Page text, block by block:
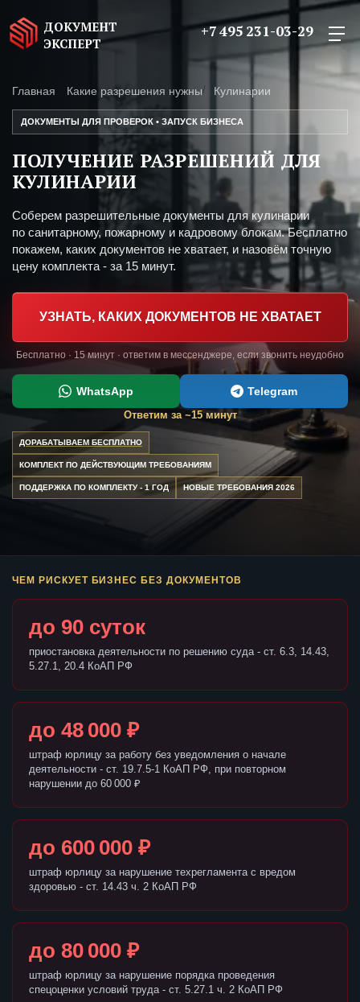
ДОКУМЕНТ
ЭКСПЕРТ
+7 495 231-03-29
Главная Какие разрешения нужны Кулинарии
ДОКУМЕНТЫ ДЛЯ ПРОВЕРОК • ЗАПУСК БИЗНЕСА
ПОЛУЧЕНИЕ РАЗРЕШЕНИЙ ДЛЯ
КУЛИНАРИИ
Соберем разрешительные документы для кулинарии
по санитарному, пожарному и кадровому блокам. Бесплатно
покажем, каких документов не хватает, и назовём точную
цену комплекта - за 15 минут.
УЗНАТЬ, КАКИХ ДОКУМЕНТОВ НЕ ХВАТАЕТ
Бесплатно · 15 минут · ответим в мессенджере, если звонить неудобно
WhatsApp Telegram
Ответим за ~15 минут
ДОРАБАТЫВАЕМ БЕСПЛАТНО
КОМПЛЕКТ ПО ДЕЙСТВУЮЩИМ ТРЕБОВАНИЯМ
ПОДДЕРЖКА ПО КОМПЛЕКТУ - 1 ГОД НОВЫЕ ТРЕБОВАНИЯ 2026
ЧЕМ РИСКУЕТ БИЗНЕС БЕЗ ДОКУМЕНТОВ
до 90 суток
приостановка деятельности по решению суда - ст. 6.3, 14.43,
5.27.1, 20.4 КоАП РФ
до 48 000 ₽
штраф юрлицу за работу без уведомления о начале
деятельности - ст. 19.7.5-1 КоАП РФ, при повторном
нарушении до 60 000 ₽
до 600 000 ₽
штраф юрлицу за нарушение техрегламента с вредом
здоровью - ст. 14.43 ч. 2 КоАП РФ
до 80 000 ₽
штраф юрлицу за нарушение порядка проведения
спецоценки условий труда - ст. 5.27.1 ч. 2 КоАП РФ